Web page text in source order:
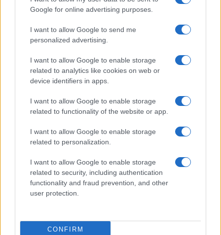
Google for online advertising purposes.
I want to allow Google to send me
personalized advertising.
I want to allow Google to enable storage
related to analytics like cookies on web or
device identifiers in apps.
I want to allow Google to enable storage
related to functionality of the website or app.
I want to allow Google to enable storage
related to personalization.
I want to allow Google to enable storage
related to security, including authentication
functionality and fraud prevention, and other
user protection.
CONFIRM
Scopri Bressanone, la città più antica del Tirolo e la
sua affascinante storia
Alessandro Tassinari · 8 Ago 2026
LUOGHI DA VEDERE
Scoprire luoghi nascosti con app, mappe offline e